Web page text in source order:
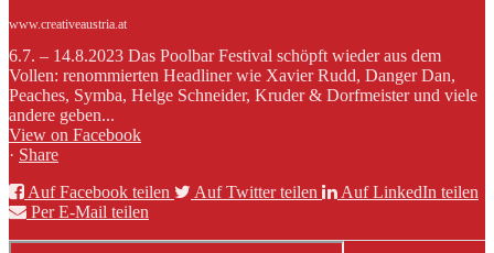
www.creativeaustria.at
6.7. – 14.8.2023 Das Poolbar Festival schöpft wieder aus dem
Vollen: renommierten Headliner wie Xavier Rudd, Danger Dan,
Peaches, Symba, Helge Schneider, Kruder & Dorfmeister und viele
andere geben...
View on Facebook
· Share
Auf Facebook teilen
Auf Twitter teilen
Auf LinkedIn teilen
Per E-Mail teilen